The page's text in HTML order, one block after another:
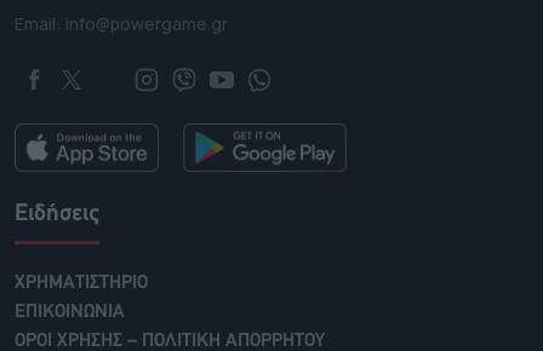
Email: info@powergame.gr
Ειδήσεις
ΧΡΗΜΑΤΙΣΤΗΡΙΟ
ΕΠΙΚΟΙΝΩΝΙΑ
ΟΡΟΙ ΧΡΗΣΗΣ – ΠΟΛΙΤΙΚΗ ΑΠΟΡΡΗΤΟΥ